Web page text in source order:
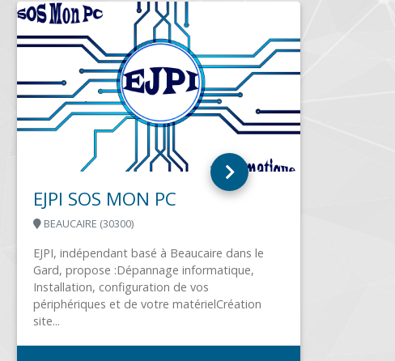
FACIL’ORDI
CERNAY (68700)
Pour les professionnels et les particuliers vente
de matériel informatique réparation,
dépannage, désinfection, nettoyage de
matériel informatique sur site, en atelier...